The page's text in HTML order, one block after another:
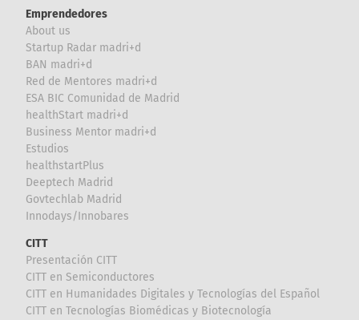
Emprendedores
About us
Startup Radar madri+d
BAN madri+d
Red de Mentores madri+d
ESA BIC Comunidad de Madrid
healthStart madri+d
Business Mentor madri+d
Estudios
healthstartPlus
Deeptech Madrid
Govtechlab Madrid
Innodays/Innobares
CITT
Presentación CITT
CITT en Semiconductores
CITT en Humanidades Digitales y Tecnologías del Español
CITT en Tecnologías Biomédicas y Biotecnología